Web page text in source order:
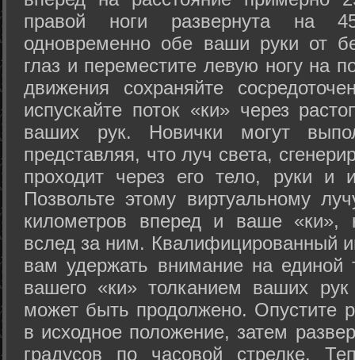
правой ноги развернута на
одновременно обе ваши руки от
глаз и переместите левую ногу на
движения сохраняйте
испускайте поток «ки» через
ваших рук. Новички могут
представляя, что луч света,
проходит через его тело, руки и
Позвольте этому виртуальному
километров вперед и ваше «ки»,
вслед за ним. Квалифицированный
вам удержать внимание на единой
вашего «ки» толканием ваших
может быть продолжено. Опустите
в исходное положение, затем
градусов по часовой стрелке.